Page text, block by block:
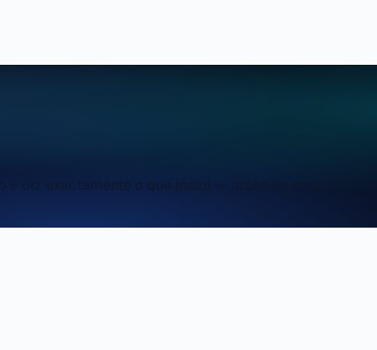
diz exactamente o que inclui — antes de pagar.